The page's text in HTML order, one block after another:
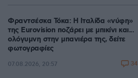
Φραντσέσκα Τόκα: Η Ιταλίδα «νύφη»
της Eurovision ποζάρει με μπικίνι και...
ολόγυμνη στην μπανιέρα της, δείτε
φωτογραφίες
07.08.2026, 20:57 34